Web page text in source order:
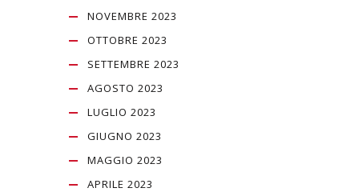
NOVEMBRE 2023
OTTOBRE 2023
SETTEMBRE 2023
AGOSTO 2023
LUGLIO 2023
GIUGNO 2023
MAGGIO 2023
APRILE 2023